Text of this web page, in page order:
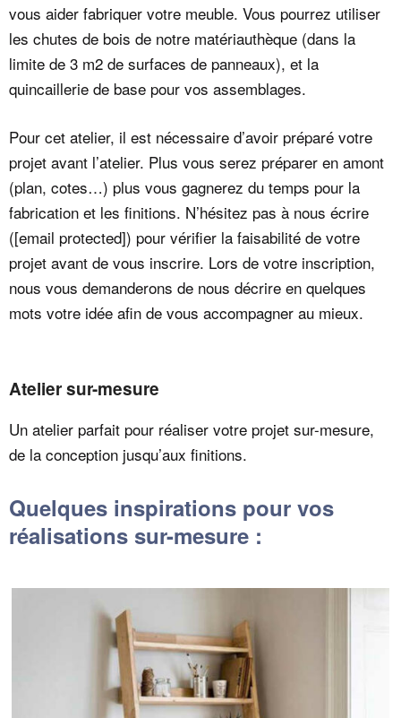
vous aider fabriquer votre meuble. Vous pourrez utiliser
les chutes de bois de notre matériauthèque (dans la
limite de 3 m2 de surfaces de panneaux), et la
quincaillerie de base pour vos assemblages.
Pour cet atelier, il est nécessaire d’avoir préparé votre
projet avant l’atelier. Plus vous serez préparer en amont
(plan, cotes…) plus vous gagnerez du temps pour la
fabrication et les finitions. N’hésitez pas à nous écrire
([email protected]) pour vérifier la faisabilité de votre
projet avant de vous inscrire. Lors de votre inscription,
nous vous demanderons de nous décrire en quelques
mots votre idée afin de vous accompagner au mieux.
Atelier sur-mesure
Un atelier parfait pour réaliser votre projet sur-mesure,
de la conception jusqu’aux finitions.
Quelques inspirations pour vos
réalisations sur-mesure :